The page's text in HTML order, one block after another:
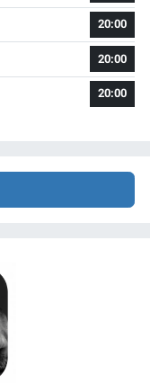
20:00
20:00
20:00